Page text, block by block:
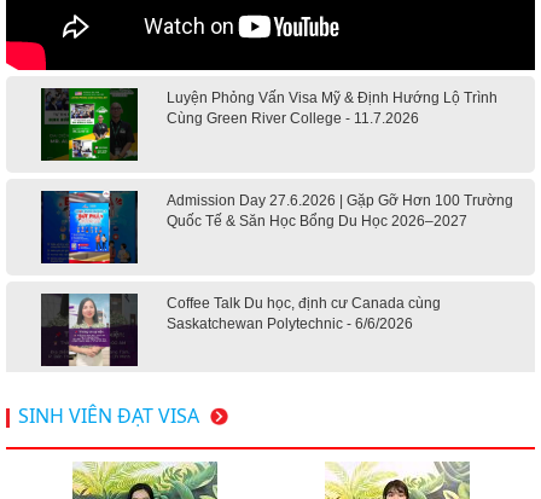
Luyện Phỏng Vấn Visa Mỹ & Định Hướng Lộ Trình
Cùng Green River College - 11.7.2026
Admission Day 27.6.2026 | Gặp Gỡ Hơn 100 Trường
Quốc Tế & Săn Học Bổng Du Học 2026–2027
Coffee Talk Du học, định cư Canada cùng
Saskatchewan Polytechnic - 6/6/2026
Hội thảo du học Mỹ 18.4.2026 - Đại học Mỹ học phí
dưới 20k/ năm
SINH VIÊN ĐẠT VISA